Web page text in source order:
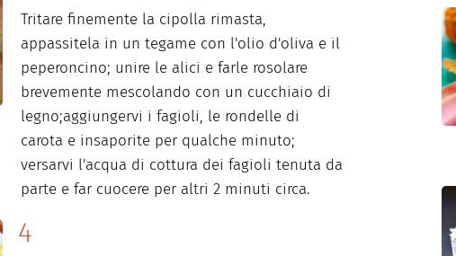
Tritare finemente la cipolla rimasta,
appassitela in un tegame con l'olio d'oliva e il
peperoncino; unire le alici e farle rosolare
brevemente mescolando con un cucchiaio di
legno;aggiungervi i fagioli, le rondelle di
carota e insaporite per qualche minuto;
versarvi l'acqua di cottura dei fagioli tenuta da
parte e far cuocere per altri 2 minuti circa.